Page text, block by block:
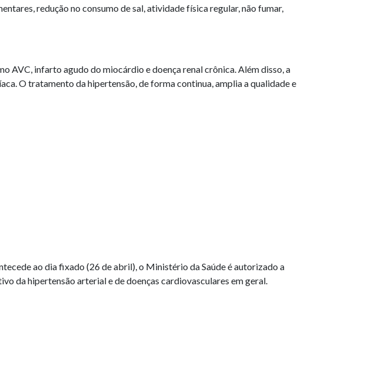
redução no consumo de sal, atividade física regular, não fumar,
AVC, infarto agudo do miocárdio e doença renal crônica. Além disso, a
O tratamento da hipertensão, de forma continua, amplia a qualidade e
ao dia fixado (26 de abril), o Ministério da Saúde é autorizado a
da hipertensão arterial e de doenças cardiovasculares em geral.